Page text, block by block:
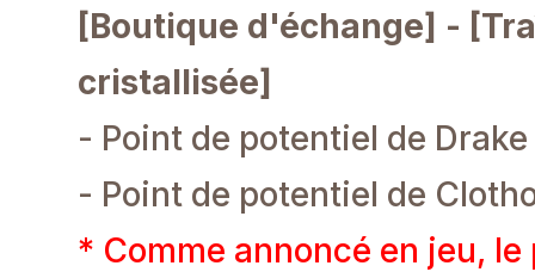
[Boutique d'échange] -
cristallisée]
- Point de potentiel de Drake
- Point de potentiel de
* Comme annoncé en jeu,